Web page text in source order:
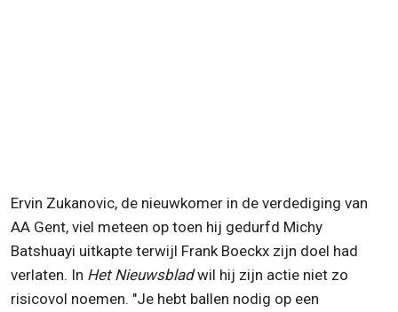
Ervin Zukanovic, de nieuwkomer in de verdediging van
AA Gent, viel meteen op toen hij gedurfd Michy
Batshuayi uitkapte terwijl Frank Boeckx zijn doel had
verlaten. In Het Nieuwsbladwil hij zijn actie niet zo
risicovol noemen. "Je hebt ballen nodig op een